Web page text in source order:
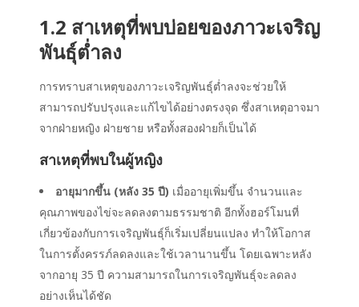
1.2 สาเหตุที่พบบ่อยของภาวะเจริญ
พันธุ์ต่ำลง
การทราบสาเหตุของภาวะเจริญพันธุ์ต่ำลงจะช่วยให้
สามารถปรับปรุงและแก้ไขได้อย่างตรงจุด ซึ่งสาเหตุอาจมา
จากฝ่ายหญิง ฝ่ายชาย หรือทั้งสองฝ่ายก็เป็นได้
สาเหตุที่พบในผู้หญิง
อายุมากขึ้น (หลัง 35 ปี) เมื่ออายุเพิ่มขึ้น จำนวนและ
คุณภาพของไข่จะลดลงตามธรรมชาติ อีกทั้งฮอร์โมนที่
เกี่ยวข้องกับการเจริญพันธุ์ก็เริ่มเปลี่ยนแปลง ทำให้โอกาส
ในการตั้งครรภ์ลดลงและใช้เวลานานขึ้น โดยเฉพาะหลัง
จากอายุ 35 ปี ความสามารถในการเจริญพันธุ์จะลดลง
อย่างเห็นได้ชัด